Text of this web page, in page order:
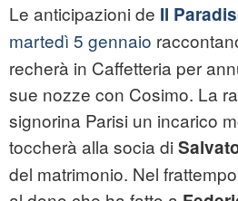
Le anticipazioni de Il
martedì 5 gennaio
recherà in Caffetteria per
sue nozze con Cosimo. La
signorina Parisi un incarico
toccherà alla socia di
del matrimonio. Nel